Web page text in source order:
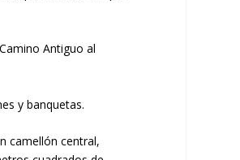
Antiguo al
y banquetas.
camellón central,